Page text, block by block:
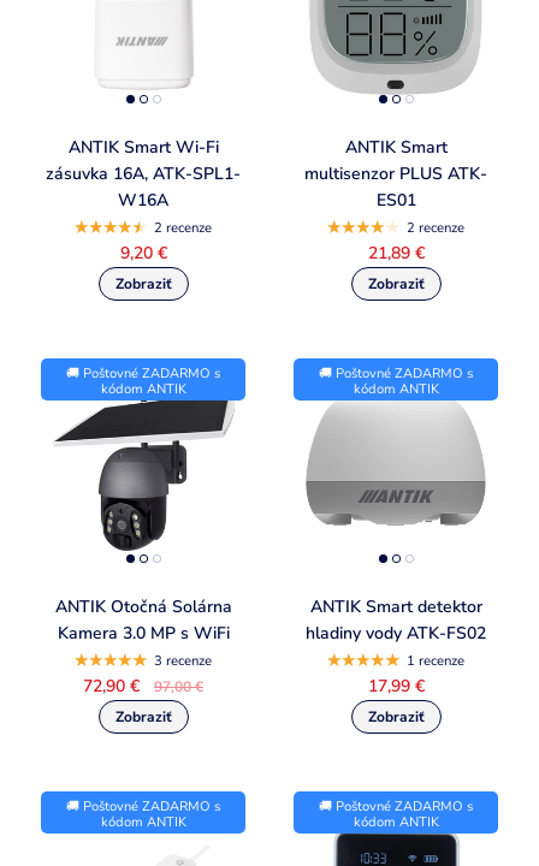
ANTIK Smart Wi-Fi
zásuvka 16A, ATK-SPL1-
W16A
2 recenze
9,20 €
ANTIK Smart
multisenzor PLUS ATK-
ES01
2 recenze
21,89 €
🚚 Poštovné ZADARMO s
kódom ANTIK
ANTIK Otočná Solárna
Kamera 3.0 MP s WiFi
3 recenze
72,90 € 97,00 €
🚚 Poštovné ZADARMO s
kódom ANTIK
ANTIK Smart detektor
hladiny vody ATK-FS02
1 recenze
17,99 €
🚚 Poštovné ZADARMO s
kódom ANTIK
🚚 Poštovné ZADARMO s
kódom ANTIK